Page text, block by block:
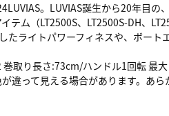
。LUVIAS誕生から20年目の
テム（LT2500S、LT2500S-DH、
たライトパワーフィネスや、ボート
巻取り長さ:73cm/ハンドル1回転 最
違って見える場合があります。あら